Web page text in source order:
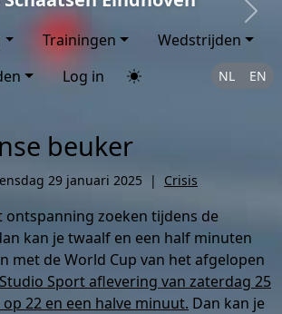
Next
Trainingen
Wedstrijden
Log in NL EN
beuker
29 januari 2025 | Crisis
ontspanning zoeken tijdens de
kan je twaalf en een half minuten
met de World Cup van het afgelopen
Sport aflevering van zaterdag 25
22 en een halve minuut. Dan kan je